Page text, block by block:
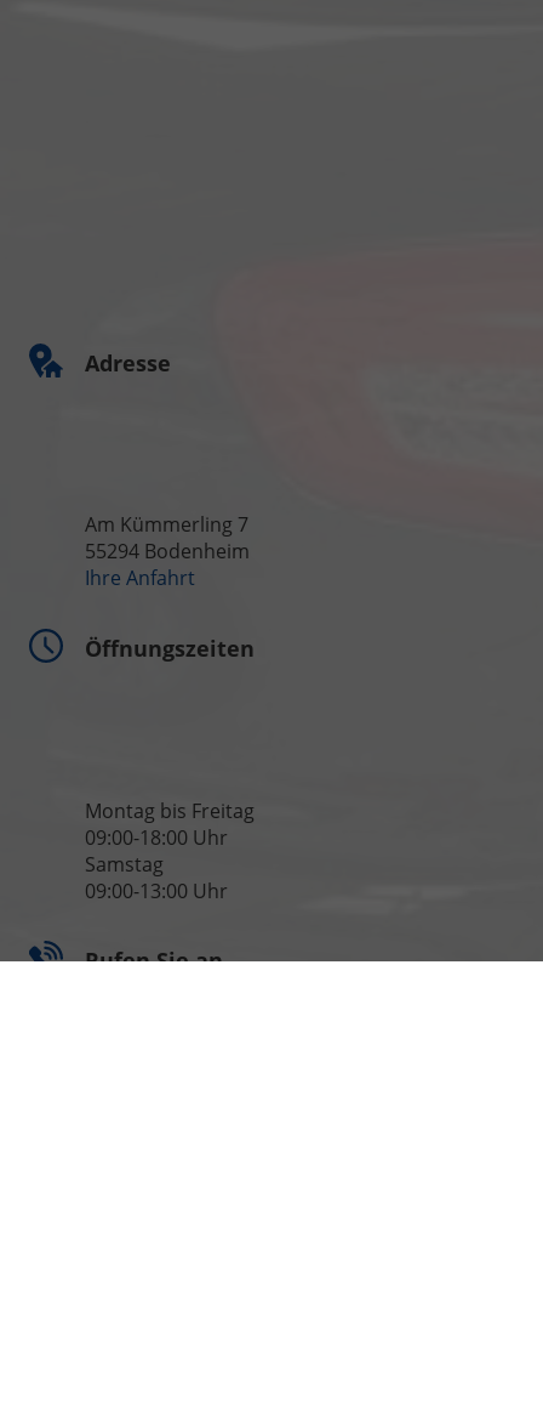
Adresse
Am Kümmerling 7
55294 Bodenheim
Ihre Anfahrt
Öffnungszeiten
Montag bis Freitag
09:00-18:00 Uhr
Samstag
09:00-13:00 Uhr
Rufen Sie an